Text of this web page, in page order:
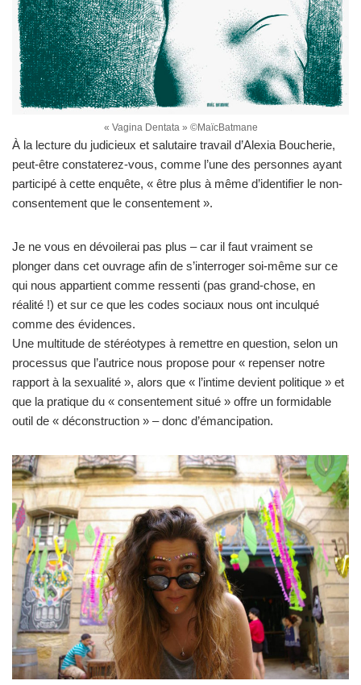
« Vagina Dentata » ©MaïcBatmane
À la lecture du judicieux et salutaire travail d’Alexia Boucherie,
peut-être constaterez-vous, comme l’une des personnes ayant
participé à cette enquête, « être plus à même d’identifier le non-
consentement que le consentement ».
Je ne vous en dévoilerai pas plus – car il faut vraiment se
plonger dans cet ouvrage afin de s’interroger soi-même sur ce
qui nous appartient comme ressenti (pas grand-chose, en
réalité !) et sur ce que les codes sociaux nous ont inculqué
comme des évidences.
Une multitude de stéréotypes à remettre en question, selon un
processus que l’autrice nous propose pour « repenser notre
rapport à la sexualité », alors que « l’intime devient politique » et
que la pratique du « consentement situé » offre un formidable
outil de « déconstruction » – donc d’émancipation.